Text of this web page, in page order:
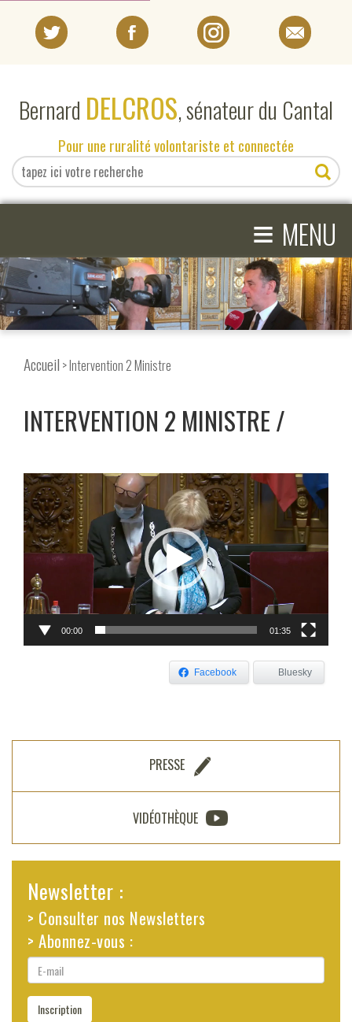
Bernard DELCROS, sénateur du Cantal
Pour une ruralité volontariste et connectée
≡ MENU
EN DIRECT DU SÉNAT
EN DIRECT DU CANTAL
COMPRENDRE LE SÉNAT
Accueil > Intervention 2 Ministre
INTERVENTION 2 MINISTRE
Lecteur
vidéo
00:00 01:35
Facebook Bluesky
PRESSE
VIDÉOTHÈQUE
Newsletter :
> Consulter nos Newsletters
> Abonnez-vous :
E-
mail
Inscription